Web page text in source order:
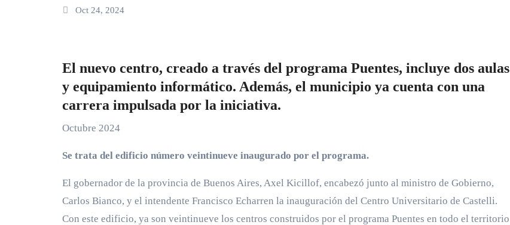
Oct 24, 2024
El nuevo centro, creado a través del programa Puentes, incluye dos aulas
y equipamiento informático. Además, el municipio ya cuenta con una
carrera impulsada por la iniciativa.
Octubre 2024
Se trata del edificio número veintinueve inaugurado por el programa.
El gobernador de la provincia de Buenos Aires, Axel Kicillof, encabezó junto al ministro de Gobierno,
Carlos Bianco, y el intendente Francisco Echarren la inauguración del Centro Universitario de Castelli.
Con este edificio, ya son veintinueve los centros construidos por el programa Puentes en todo el territorio